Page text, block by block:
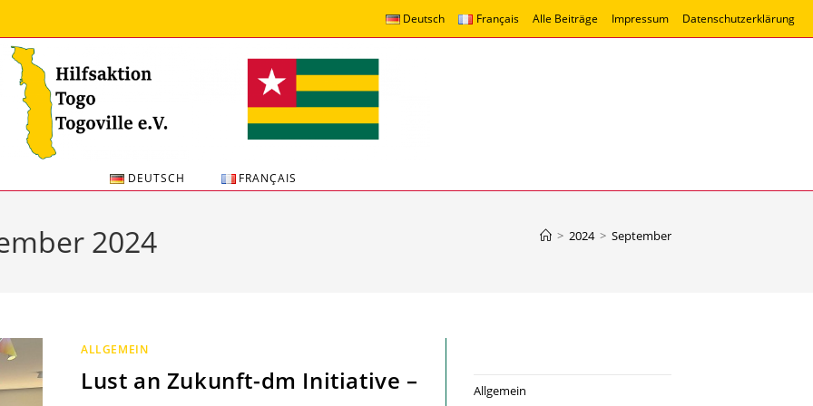
Deutsch Français Alle Beiträge Impressum Datenschutzerklärung
DEUTSCH FRANÇAIS
2024 > 2024 > September
ALLGEMEIN
Lust an Zukunft-dm Initiative –
Allgemein